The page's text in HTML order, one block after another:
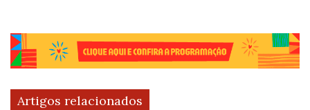
Artigos relacionados